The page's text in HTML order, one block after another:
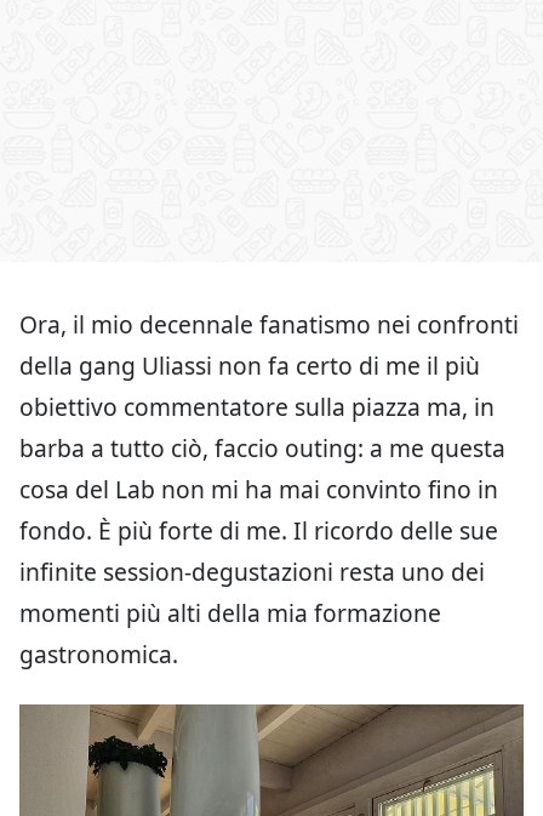
Ora, il mio decennale fanatismo nei confronti
della gang Uliassi non fa certo di me il più
obiettivo commentatore sulla piazza ma, in
barba a tutto ciò, faccio outing: a me questa
cosa del Lab non mi ha mai convinto fino in
fondo. È più forte di me. Il ricordo delle sue
infinite session-degustazioni resta uno dei
momenti più alti della mia formazione
gastronomica.